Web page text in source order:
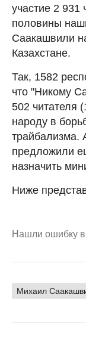
участие 2 931
половины
Саакашвили
Казахстане.
Так, 1582
что "Никому
502 читателя
народу в
трайбализма.
предложили
назначить
Ниже
Нашли ошибку в
Михаил